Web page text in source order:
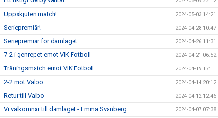
Uppskjuten match! 2024-05-03 14:21
Seriepremiär! 2024-04-28 10:47
Seriepremiär för damlaget 2024-04-26 11:31
7-2 i genrepet emot VIK Fotboll 2024-04-21 06:52
Träningsmatch emot VIK Fotboll 2024-04-19 17:11
2-2 mot Valbo 2024-04-14 20:12
Retur till Valbo 2024-04-12 12:46
Vi välkomnar till damlaget - Emma Svanberg! 2024-04-07 07:38